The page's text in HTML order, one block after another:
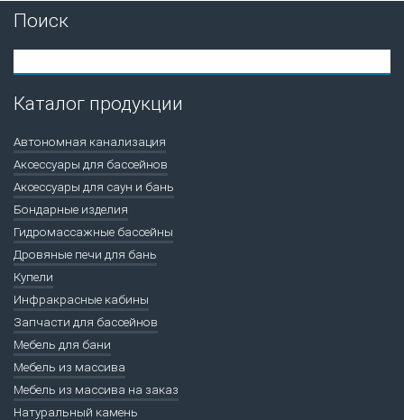
Поиск
Каталог продукции
Автономная канализация
Аксессуары для бассейнов
Аксессуары для саун и бань
Бондарные изделия
Гидромассажные бассейны
Дровяные печи для бань
Купели
Инфракрасные кабины
Запчасти для бассейнов
Мебель для бани
Мебель из массива
Мебель из массива на заказ
Натуральный камень